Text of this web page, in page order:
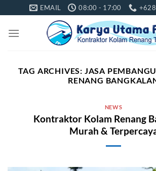
to
content
EMAIL 08:00 - 17:00
TAG ARCHIVES: JASA
RENANG
NEWS
Kontraktor Kolam Renang
Murah &